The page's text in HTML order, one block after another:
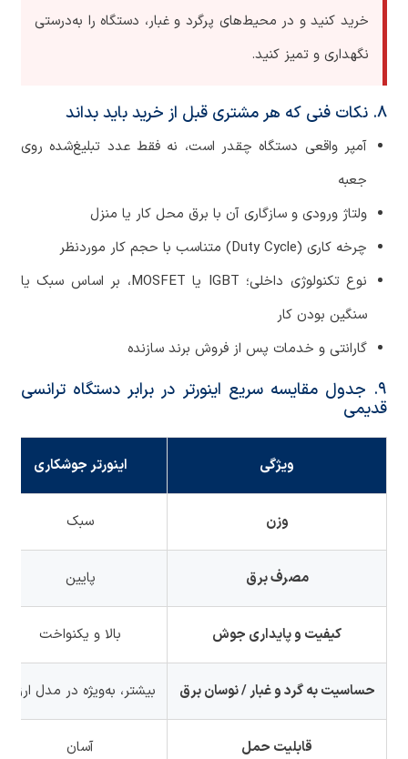
خرید کنید و در محیط‌های پرگرد و غبار، دستگاه را به‌درستی
نگهداری و تمیز کنید.
۸. نکات فنی که هر مشتری قبل از خرید باید بداند
آمپر واقعی دستگاه چقدر است، نه فقط عدد تبلیغ‌شده روی
جعبه
ولتاژ ورودی و سازگاری آن با برق محل کار یا منزل
چرخه کاری (Duty Cycle) متناسب با حجم کار موردنظر
نوع تکنولوژی داخلی؛ IGBT یا MOSFET، بر اساس سبک یا
سنگین بودن کار
گارانتی و خدمات پس از فروش برند سازنده
۹. جدول مقایسه سریع اینورتر در برابر دستگاه ترانسی
قدیمی
ویژگی اینورتر جوشکاری
وزن سبک
مصرف برق پایین
کیفیت و پایداری جوش بالا و یکنواخت
حساسیت به گرد و غبار / نوسان برق بیشتر، به‌ویژه در مدل ارزان
قابلیت حمل آسان